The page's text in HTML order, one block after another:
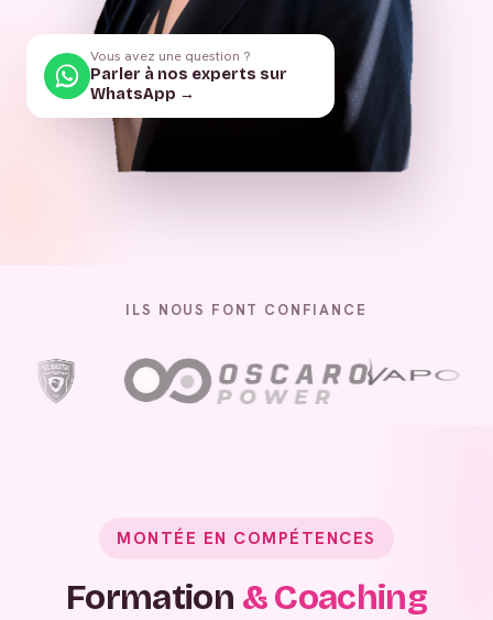
Vous avez une question ?
Parler à nos experts sur
WhatsApp →
ILS NOUS FONT CONFIANCE
MONTÉE EN COMPÉTENCES
Formation & Coaching